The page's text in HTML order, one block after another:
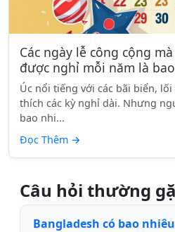
Các ngày lễ công cộng
được nghỉ mỗi năm là
Úc nổi tiếng với các bãi biển,
thích các kỳ nghỉ dài. Nhưng
bao nhi...
Đọc Thêm →
Câu hỏi thường
Bangladesh có bao